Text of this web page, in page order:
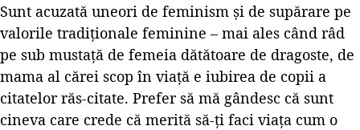
Sunt acuzată uneori de feminism şi de supărare pe
valorile tradiţionale feminine – mai ales când râd
pe sub mustaţă de femeia dătătoare de dragoste, de
mama al cărei scop în viaţă e iubirea de copii a
citatelor răs-citate. Prefer să mă gândesc că sunt
cineva care crede că merită să-ţi faci viaţa cum o